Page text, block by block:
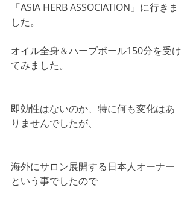
「ASIA HERB ASSOCIATION」に行きま
した。
オイル全身＆ハーブボール150分を受け
てみました。
即効性はないのか、特に何も変化はあ
りませんでしたが、
海外にサロン展開する日本人オーナー
という事でしたので